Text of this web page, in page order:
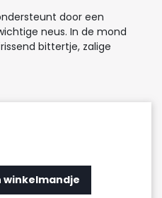
door een
neus. In de mond
bittertje, zalige
winkelmandje